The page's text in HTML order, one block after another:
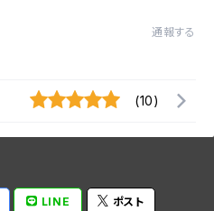
通報する
(10)
LINE ポスト